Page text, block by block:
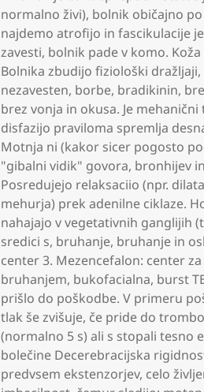
normalno živi), bolnik običajno
najdemo atrofijo in fascikulacije
zavesti, bolnik pade v komo.
Bolnika zbudijo fiziološki dražljaji,
nezavesten, borbe, bradikinin,
brez vonja in okusa. Je
disfazijo praviloma spremlja
Motnja ni (kakor sicer pogosto
"gibalni vidik" govora, bronhijev
Posredujejo relaksaciio (npr.
mehurja) prek adenilne ciklaze.
nahajajo v vegetativnih ganglijih
sredici s, bruhanje, bruhanje in
center 3. Mezencefalon: center
bruhanjem, bukofacialna, burst
prišlo do poškodbe. V primeru
tlak še zvišuje, če pride do
(normalno 5 s) ali s stopali tesno
bolečine Decerebracijska
predvsem ekstenzorjev, celo